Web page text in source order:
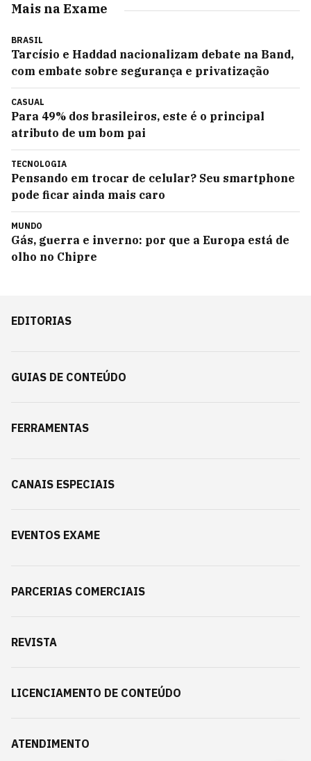
Mais na Exame
BRASIL
Tarcísio e Haddad nacionalizam debate na Band,
com embate sobre segurança e privatização
CASUAL
Para 49% dos brasileiros, este é o principal
atributo de um bom pai
TECNOLOGIA
Pensando em trocar de celular? Seu smartphone
pode ficar ainda mais caro
MUNDO
Gás, guerra e inverno: por que a Europa está de
olho no Chipre
EDITORIAS
GUIAS DE CONTEÚDO
FERRAMENTAS
CANAIS ESPECIAIS
EVENTOS EXAME
PARCERIAS COMERCIAIS
REVISTA
LICENCIAMENTO DE CONTEÚDO
ATENDIMENTO